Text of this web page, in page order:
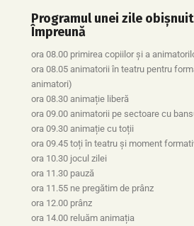
Programul unei zile
Împreună
ora 08.00 primirea copiilor și a
ora 08.05 animatorii în teatru pentru
animatori)
ora 08.30 animație liberă
ora 09.00 animatorii pe sectoare cu
ora 09.30 animație cu toții
ora 09.45 toți în teatru și moment
ora 10.30 jocul zilei
ora 11.30 pauză
ora 11.55 ne pregătim de prânz
ora 12.00 prânz
ora 14.00 reluăm animația